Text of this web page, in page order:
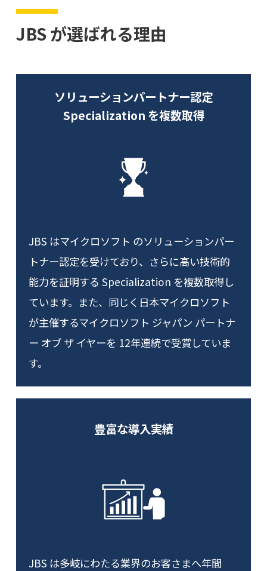
JBS が選ばれる理由
ソリューションパートナー認定
Specialization を複数取得
JBS はマイクロソフト のソリューションパー
トナー認定を受けており、さらに高い技術的
能力を証明する Specialization を複数取得し
ています。また、同じく日本マイクロソフト
が主催するマイクロソフト ジャパン パートナ
ー オブ ザ イヤーを 12年連続で受賞していま
す。
豊富な導入実績
JBS は多岐にわたる業界のお客さまへ年間